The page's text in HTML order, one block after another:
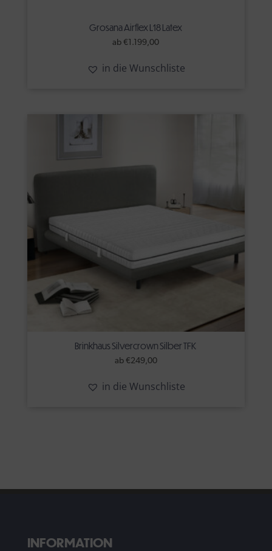
Grosana Airflex L18 Latex
ab€ 1.199,00
in die Wunschliste
Brinkhaus Silvercrown Silber TFK
ab €249,00
in die Wunschliste
INFORMATION